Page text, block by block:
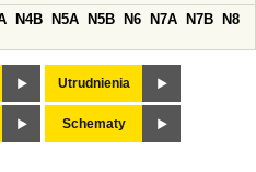
N4B N5A N5B N6 N7A N7B
N8
Utrudnienia
Schematy